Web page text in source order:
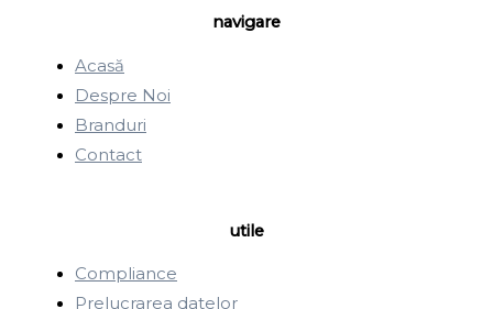
navigare
Acasă
Despre Noi
Branduri
Contact
utile
Compliance
Prelucrarea datelor